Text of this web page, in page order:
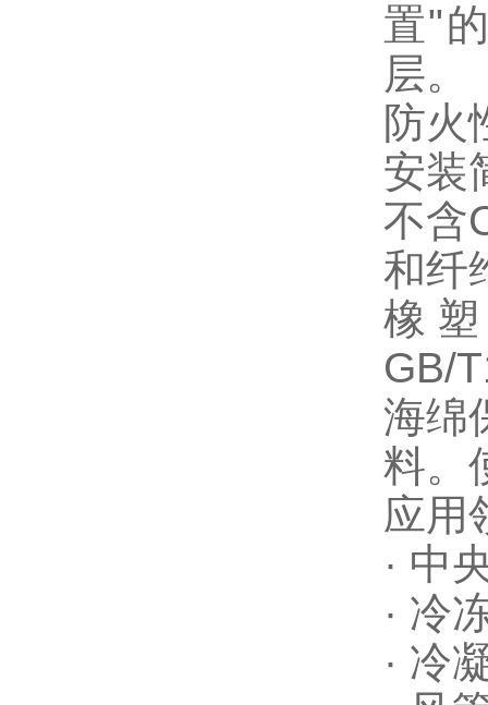
置"
层。
防火
安装
不含
和纤
橡
GB/
海绵
料。
应用
· 中
· 冷
· 冷